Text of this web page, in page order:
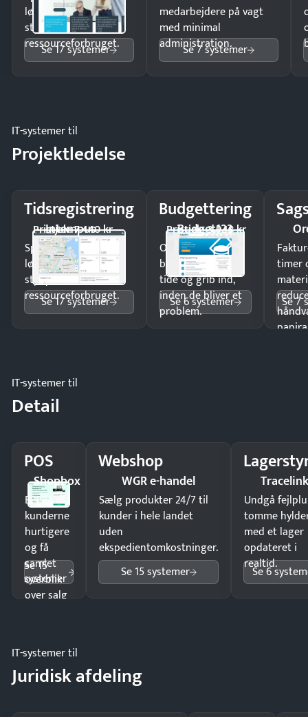
lønberegning og få
styr på
ressourceforbruget.
Se 17 systemer
medarbejdere på vagt
med minimal
administration.
Se 7 systemer
IT-systemer til
Projektledelse
Tidsregistrering
Intempus
Pristjek: 7.440 kr
Spar tid på
lønberegning og få
styr på
ressourceforbruget.
Se 17 systemer
Budgettering
Budget123
Pristjek: 3.948 kr
Opdag
budgetafvigelser i
tide og grib ind,
inden de bliver et
problem.
Se 6 systemer
timer
Se 7
IT-systemer til
Detail
POS
Shopbox
Ekspedér
kunderne
hurtigere
og få
samlet
overblik
over salg
Se 15
systemer
Webshop
WGR e-handel
Sælg produkter 24/7 til
kunder i hele landet
uden
ekspedientomkostninger.
Se 15 systemer
Undgå
tomme
med et lager
opdateret i
realtid.
Se 6
IT-systemer til
Juridisk afdeling